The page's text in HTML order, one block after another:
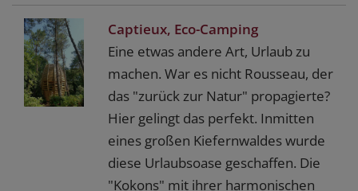
Captieux, Eco-Camping
Eine etwas andere Art, Urlaub zu
machen. War es nicht Rousseau, der
das "zurück zur Natur" propagierte?
Hier gelingt das perfekt. Inmitten
eines großen Kiefernwaldes wurde
diese Urlaubsoase geschaffen. Die
"Kokons" mit ihrer harmonischen